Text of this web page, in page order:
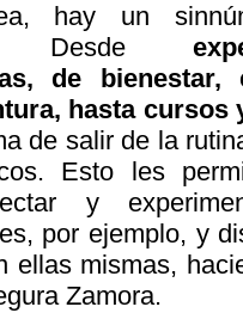
hay un
Desde
de bienestar,
hasta cursos
de salir de la
Esto les
y
por ejemplo, y
ellas mismas,
Zamora.